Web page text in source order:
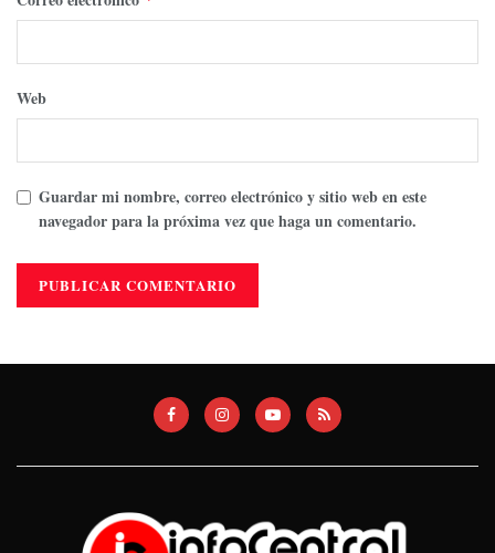
Web
Guardar mi nombre, correo electrónico y sitio web en este
navegador para la próxima vez que haga un comentario.